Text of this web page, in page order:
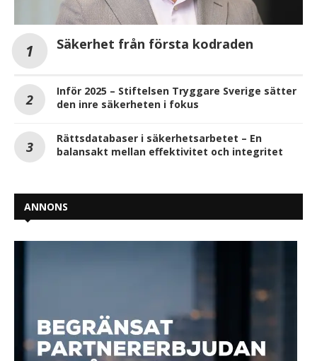
Säkerhet från första kodraden
Inför 2025 – Stiftelsen Tryggare Sverige sätter
den inre säkerheten i fokus
Rättsdatabaser i säkerhetsarbetet – En
balansakt mellan effektivitet och integritet
ANNONS